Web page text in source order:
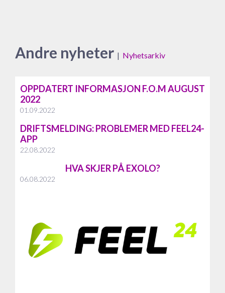
Andre nyheter | Nyhetsarkiv
OPPDATERT INFORMASJON F.O.M AUGUST
2022
01.09.2022
DRIFTSMELDING: PROBLEMER MED FEEL24-
APP
22.08.2022
HVA SKJER PÅ EXOLO?
06.08.2022